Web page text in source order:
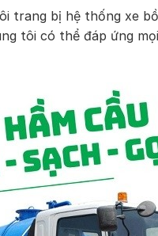
trang bị hệ thống xe
tôi có thể đáp ứng